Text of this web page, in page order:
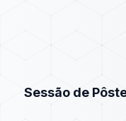
Sessão de